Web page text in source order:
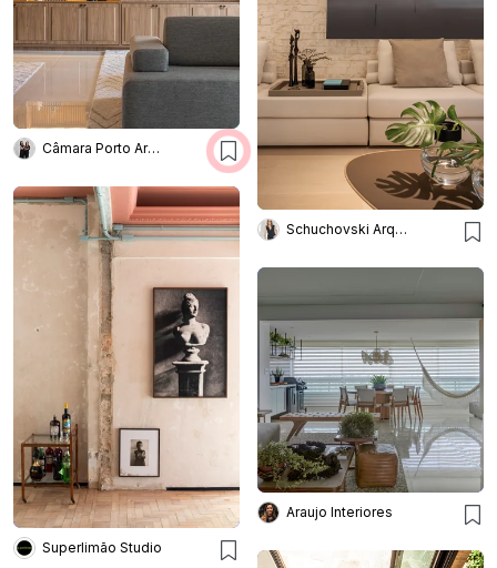
Câmara Porto Arquitetura
Schuchovski Arquitetura
Superlimão Studio
Araujo Interiores